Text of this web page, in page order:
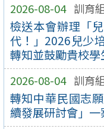
2026-08-04 訓育
檢送本會辦理「
代！」2026兒少
轉知並鼓勵貴校學
2026-08-04 訓育
轉知中華民國志
續發展研討會」一